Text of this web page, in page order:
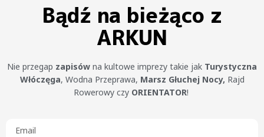
Bądź na bieżąco z
ARKUN
Nie przegap zapisów na kultowe imprezy takie jak Turystyczna
Włóczęga, Wodna Przeprawa, Marsz Głuchej Nocy, Rajd
Rowerowy czy ORIENTATOR!